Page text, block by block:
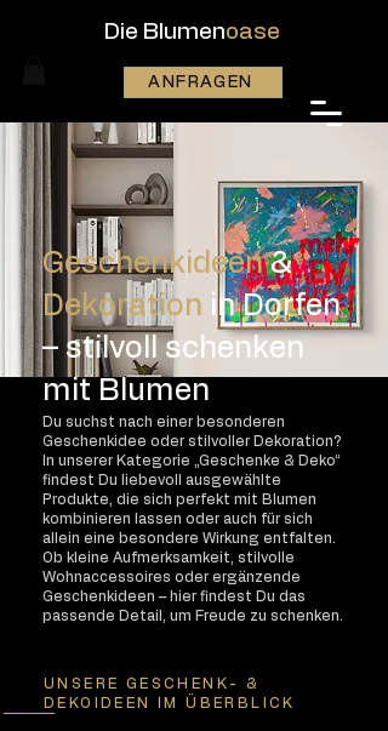
Die Blumenoase
ANFRAGEN
Geschenkideen&
Dekoration in Dorfen
– stilvoll schenken
mit Blumen
Du suchst nach einer besonderen
Geschenkidee oder stilvoller Dekoration?
In unserer Kategorie „Geschenke & Deko“
findest Du liebevoll ausgewählte
Produkte, die sich perfekt mit Blumen
kombinieren lassen oder auch für sich
allein eine besondere Wirkung entfalten.
Ob kleine Aufmerksamkeit, stilvolle
Wohnaccessoires oder ergänzende
Geschenkideen – hier findest Du das
passende Detail, um Freude zu schenken.
UNSERE GESCHENK- &
DEKOIDEEN IM ÜBERBLICK